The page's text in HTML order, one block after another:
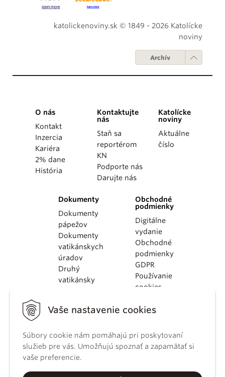
Vaše nastavenie cookies
Súbory cookie nám pomáhajú pri poskytovaní
služieb pre vás. Umožňujú spoznať a zapamätať si
vaše preferencie.
katolickenoviny.sk © 1849 - 2026 Katolícke
noviny
Archív
O nás
Kontakt
Inzercia
Kariéra
2% dane
História
Kontaktujte
nás
Staň sa
reportérom
KN
Podporte nás
Darujte nás
Katolícke
noviny
Aktuálne
číslo
Dokumenty
Dokumenty
pápežov
Dokumenty
vatikánskych
úradov
Druhý
vatikánsky
KBS
kánonického
práva
Katechizmus
Obchodné
podmienky
Digitálne
vydanie
Obchodné
podmienky
GDPR
Používanie
cookies